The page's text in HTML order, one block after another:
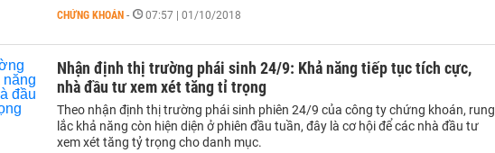
CHỨNG KHOÁN - 07:57 | 01/10/2018
Nhận định thị trường phái sinh 24/9: Khả năng tiếp tục tích cực,
nhà đầu tư xem xét tăng tỉ trọng
Theo nhận định thị trường phái sinh phiên 24/9 của công ty chứng khoán, rung
lắc khả năng còn hiện diện ở phiên đầu tuần, đây là cơ hội để các nhà đầu tư
xem xét tăng tỷ trọng cho danh mục.